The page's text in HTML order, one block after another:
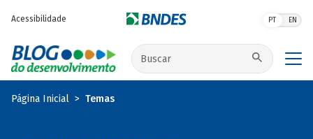
Acessibilidade PT EN
Buscar no site
Página Inicial Temas